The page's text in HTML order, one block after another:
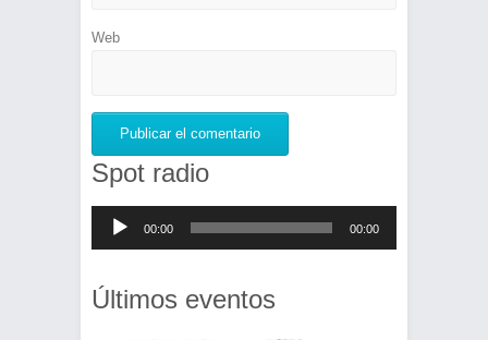
Web
Spot radio
Reproductor
00:00 00:00
Últimos eventos